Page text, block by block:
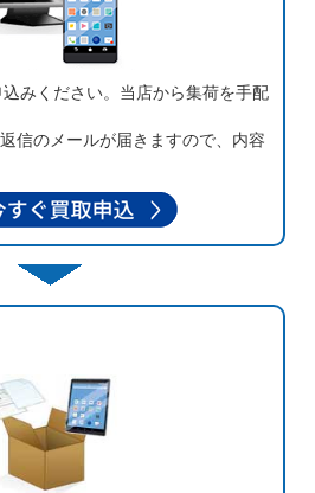
みください。当店から集荷を手配
信のメールが届きますので、内容